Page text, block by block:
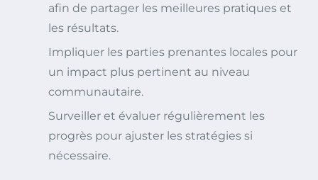
afin de partager les meilleures pratiques et
les résultats.
Impliquer les parties prenantes locales pour
un impact plus pertinent au niveau
communautaire.
Surveiller et évaluer régulièrement les
progrès pour ajuster les stratégies si
nécessaire.